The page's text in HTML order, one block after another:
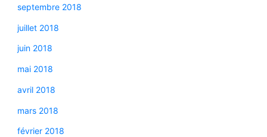
septembre 2018
juillet 2018
juin 2018
mai 2018
avril 2018
mars 2018
février 2018